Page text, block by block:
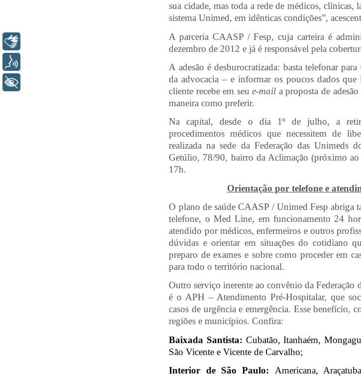
sua cidade, mas toda a rede de médicos, clínicas,
sistema Unimed, em idênticas condições”,
A parceria CAASP / Fesp, cuja carteira é
dezembro de 2012 e já é responsável pela
A adesão é desburocratizada: basta telefonar
da advocacia – e informar os poucos dados
cliente recebe em seue-mail a proposta de
maneira como preferir.
Na capital, desde o dia 1º de julho, a
procedimentos médicos que necessitem de
realizada na sede da Federação das Unimeds
Getúlio, 78/90, bairro da Aclimação (próximo
17h.
Orientação por telefone e
O plano de saúde CAASP / Unimed Fesp abriga
telefone, o Med Line, em funcionamento 24
atendido por médicos, enfermeiros e outros
dúvidas e orientar em situações do cotidiano
preparo de exames e sobre como proceder em
para todo o território nacional.
Outro serviço inerente ao convênio da Federação
é o APH – Atendimento Pré-Hospitalar, que
casos de urgência e emergência. Esse benefício,
regiões e municípios. Confira:
Baixada Santista: Cubatão, Itanhaém,
São Vicente e Vicente de Carvalho;
Interior de São Paulo: Americana,